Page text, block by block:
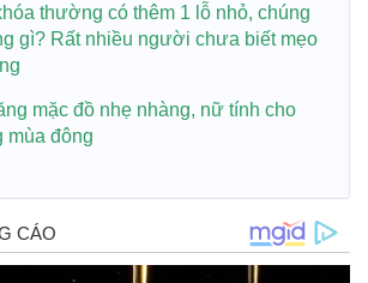
thường có thêm 1 lỗ nhỏ, chúng
gì? Rất nhiều người chưa biết mẹo
mặc đồ nhẹ nhàng, nữ tính cho
mùa đông